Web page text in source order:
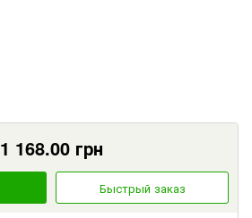
1 168.00грн
Быстрый заказ